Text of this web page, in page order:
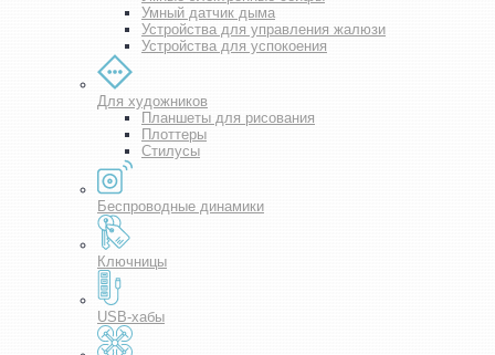
Умный датчик дыма
Устройства для управления жалюзи
Устройства для успокоения
Для художников
Планшеты для рисования
Плоттеры
Стилусы
Беспроводные динамики
Ключницы
USB-хабы